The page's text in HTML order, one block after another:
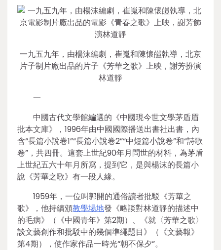
一九五九年，由楊沫編劇，崔嵬和陳懷皚執導，北京
片子制片廠出品的片子《芳華之歌》上映，謝芳扮演
林道靜
一
中國古代文學館編選的《中國現今世文學茅盾眉
批本文庫》，1996年由中國國際播送出書社出書，內
含“長篇小說卷1”“長篇小說卷2”“中短篇小說卷”和“詩歌
卷”，共四冊。這套上世紀90年月問世的材料，為茅盾
上世紀五六十年月所寫，提到它，是與楊沫的長篇小
說《芳華之歌》有一段人緣。
1959年，一位叫郭開的通俗讀者批駁《芳華之
歌》，他持續頒教學場地發《略談對林道靜的描述中
的毛病》（《中國青年》第2期）、《就〈芳華之歌〉
談文藝創作和批駁中的幾個準繩題目》（《文藝報》
第4期），使作家作品一時光“朝不保夕”。